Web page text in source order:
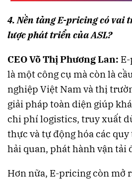
4. Nền tảng E-pricing có vai
lược phát triển của ASL?
CEO Võ Thị Phương Lan:
là một công cụ mà còn là
nghiệp Việt Nam và thị
giải pháp toàn diện giúp
chi phí logistics, truy xuất
thực và tự động hóa các
hải quan, phát hành vận tải
Hơn nữa, E-pricing còn mở